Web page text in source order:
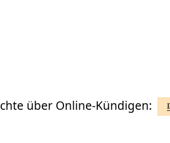
über Online-Kündigen: